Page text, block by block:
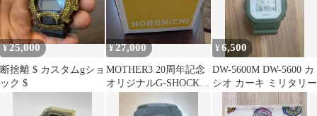
¥25,000
断捨離 $ カスタムgショ
ック $
¥27,000
MOTHER3 20周年記念
オリジナルG-SHOCK
¥6,500
DW-5600M DW-5600 カ
シオ カーキ ミリタリー